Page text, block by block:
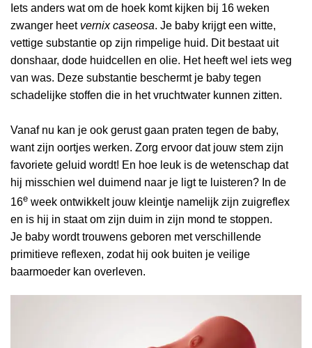
Iets anders wat om de hoek komt kijken bij 16 weken
zwanger heet vernix caseosa. Je baby krijgt een witte,
vettige substantie op zijn rimpelige huid. Dit bestaat uit
donshaar, dode huidcellen en olie. Het heeft wel iets weg
van was. Deze substantie beschermt je baby tegen
schadelijke stoffen die in het vruchtwater kunnen zitten.
Vanaf nu kan je ook gerust gaan praten tegen de baby,
want zijn oortjes werken. Zorg ervoor dat jouw stem zijn
favoriete geluid wordt! En hoe leuk is de wetenschap dat
hij misschien wel duimend naar je ligt te luisteren? In de
16e week ontwikkelt jouw kleintje namelijk zijn zuigreflex
en is hij in staat om zijn duim in zijn mond te stoppen.
Je baby wordt trouwens geboren met verschillende
primitieve reflexen, zodat hij ook buiten je veilige
baarmoeder kan overleven.